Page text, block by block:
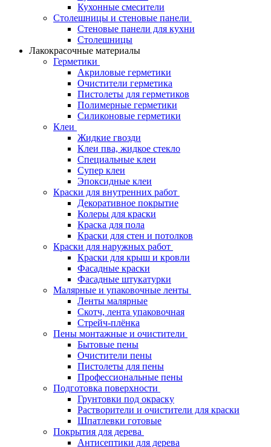
Кухонные смесители
Столешницы и стеновые панели
Стеновые панели для кухни
Столешницы
Лакокрасочные материалы
Герметики
Акриловые герметики
Очистители герметика
Пистолеты для герметиков
Полимерные герметики
Силиконовые герметики
Клеи
Жидкие гвозди
Клеи пва, жидкое стекло
Специальные клеи
Супер клеи
Эпоксидные клеи
Краски для внутренних работ
Декоративное покрытие
Колеры для краски
Краска для пола
Краски для стен и потолков
Краски для наружных работ
Краски для крыш и кровли
Фасадные краски
Фасадные штукатурки
Малярные и упаковочные ленты
Ленты малярные
Скотч, лента упаковочная
Стрейч-плёнка
Пены монтажные и очистители
Бытовые пены
Очистители пены
Пистолеты для пены
Профессиональные пены
Подготовка поверхности
Грунтовки под окраску
Растворители и очистители для краски
Шпатлевки готовые
Покрытия для дерева
Антисептики для дерева